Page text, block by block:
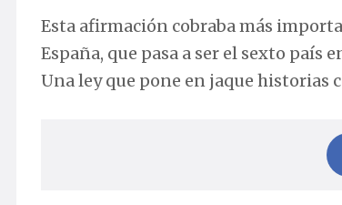
Esta afirmación cobraba más
España, que pasa a ser el sexto país
Una ley que pone en jaque historias